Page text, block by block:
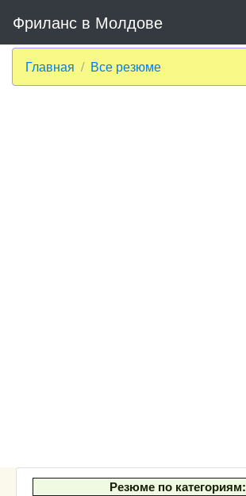
Фриланс в Молдове
Главная Все резюме
Резюме по категориям: